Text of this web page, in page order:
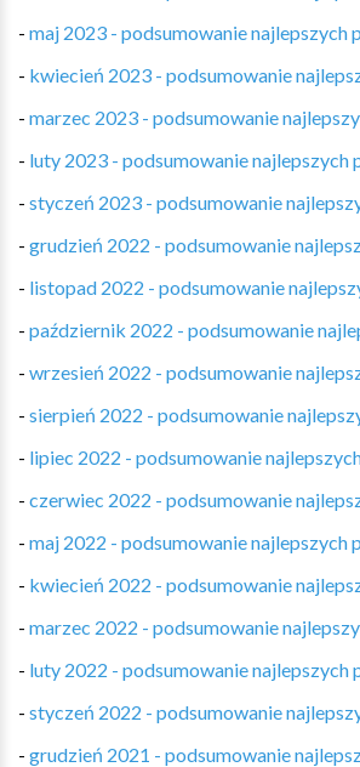
- maj 2023 - podsumowanie najlepszych
- kwiecień 2023 - podsumowanie
- marzec 2023 - podsumowanie
- luty 2023 - podsumowanie najlepszych
- styczeń 2023 - podsumowanie
- grudzień 2022 - podsumowanie
- listopad 2022 - podsumowanie
- październik 2022 - podsumowanie
- wrzesień 2022 - podsumowanie
- sierpień 2022 - podsumowanie
- lipiec 2022 - podsumowanie
- czerwiec 2022 - podsumowanie
- maj 2022 - podsumowanie najlepszych
- kwiecień 2022 - podsumowanie
- marzec 2022 - podsumowanie
- luty 2022 - podsumowanie najlepszych
- styczeń 2022 - podsumowanie
- grudzień 2021 - podsumowanie